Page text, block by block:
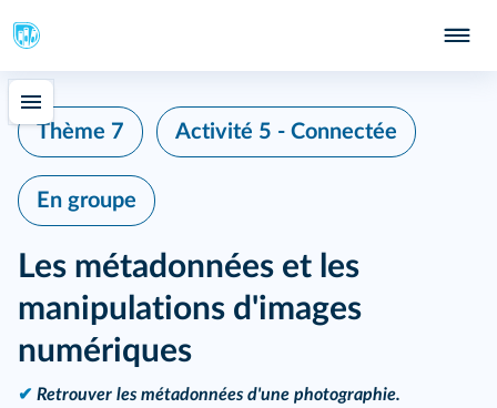
Thème 7 Activité 5 - Connectée
En groupe
Les métadonnées et les
manipulations d'images
numériques
✔ Retrouver les métadonnées d'une photographie.